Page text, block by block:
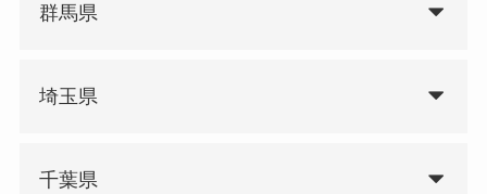
群馬県
埼玉県
千葉県